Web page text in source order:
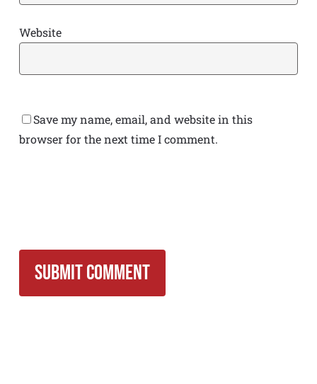
Website
Save my name, email, and website in this
browser for the next time I comment.